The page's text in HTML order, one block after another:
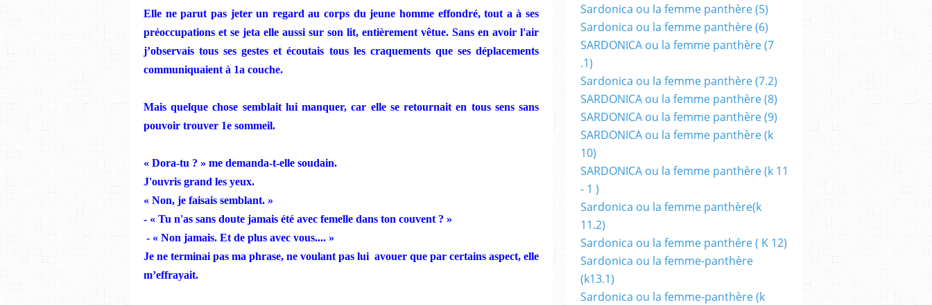
Elle ne parut pas jeter un regard au corps du jeune homme effondré, tout a à ses
préoccupations et se jeta elle aussi sur son lit, entièrement vêtue. Sans en avoir l'air
j’observais tous ses gestes et écoutais tous les craquements que ses déplacements
communiquaient à 1a couche.
Mais quelque chose semblait lui manquer, car elle se retournait en tous sens sans
pouvoir trouver 1e sommeil.
« Dora-tu ? » me demanda-t-elle soudain.
J'ouvris grand les yeux.
« Non, je faisais semblant. »
- « Tu n'as sans doute jamais été avec femelle dans ton couvent ? »
- « Non jamais. Et de plus avec vous.... »
Je ne terminai pas ma phrase, ne voulant pas lui avouer que par certains aspect, elle
m’effrayait.
Sardonica ou la femme panthère (5)
Sardonica ou la femme panthère (6)
SARDONICA ou la femme panthère (7
.1)
Sardonica ou la femme panthère (7.2)
SARDONICA ou la femme panthère (8)
SARDONICA ou la femme panthère (9)
SARDONICA ou la femme panthère (k
10)
SARDONICA ou la femme panthère (k 11
- 1 )
Sardonica ou la femme panthère(k
11.2)
Sardonica ou la femme panthére ( K 12)
Sardonica ou la femme-panthère
(k13.1)
Sardonica ou la femme-panthère (k